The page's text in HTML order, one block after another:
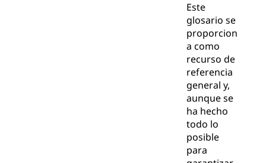
Este
glosario se
proporcion
a como
recurso de
referencia
general y,
aunque se
ha hecho
todo lo
posible
para